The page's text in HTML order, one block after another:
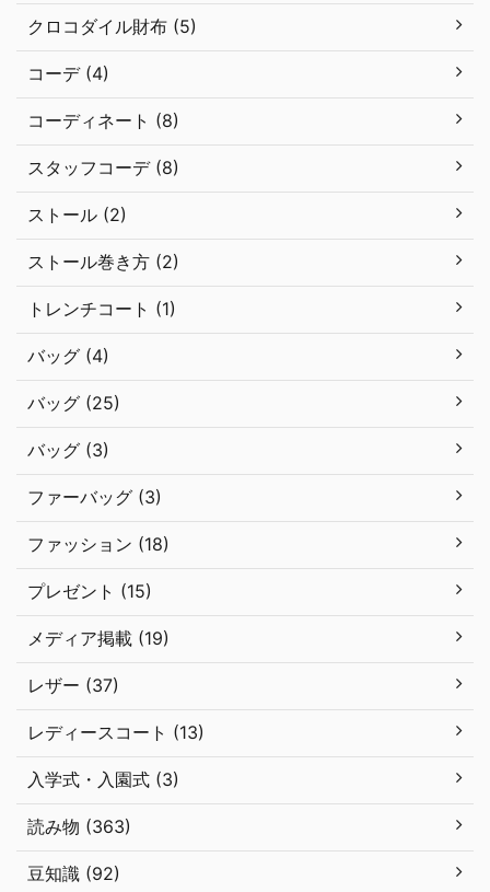
クロコダイル財布 (5)
コーデ (4)
コーディネート (8)
スタッフコーデ (8)
ストール (2)
ストール巻き方 (2)
トレンチコート (1)
バッグ (4)
バッグ (25)
バッグ (3)
ファーバッグ (3)
ファッション (18)
プレゼント (15)
メディア掲載 (19)
レザー (37)
レディースコート (13)
入学式・入園式 (3)
読み物 (363)
豆知識 (92)